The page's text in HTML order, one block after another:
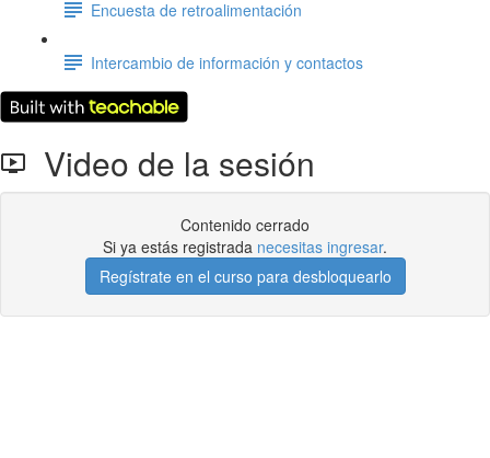
Encuesta de retroalimentación
Intercambio de información y contactos
Video de la sesión
Contenido cerrado
Si ya estás registrada necesitas ingresar.
Regístrate en el curso para desbloquearlo